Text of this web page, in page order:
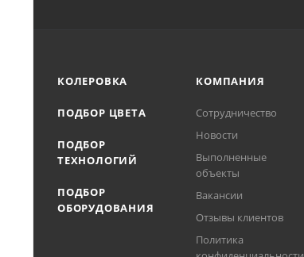
КОЛЕРОВКА
ПОДБОР ЦВЕТА
ПОДБОР
ТЕХНОЛОГИЙ
ПОДБОР
ОБОРУДОВАНИЯ
КОМПАНИЯ
Сотрудничество
Новости
Выполненные
объекты
Вакансии
Отзывы клиентов
Политика